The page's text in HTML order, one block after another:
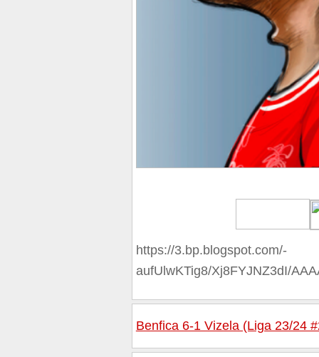
https://3.bp.blogspot.com/-
aufUlwKTig8/Xj8FYJNZ3dI/
Benfica 6-1 Vizela (Liga 23/24